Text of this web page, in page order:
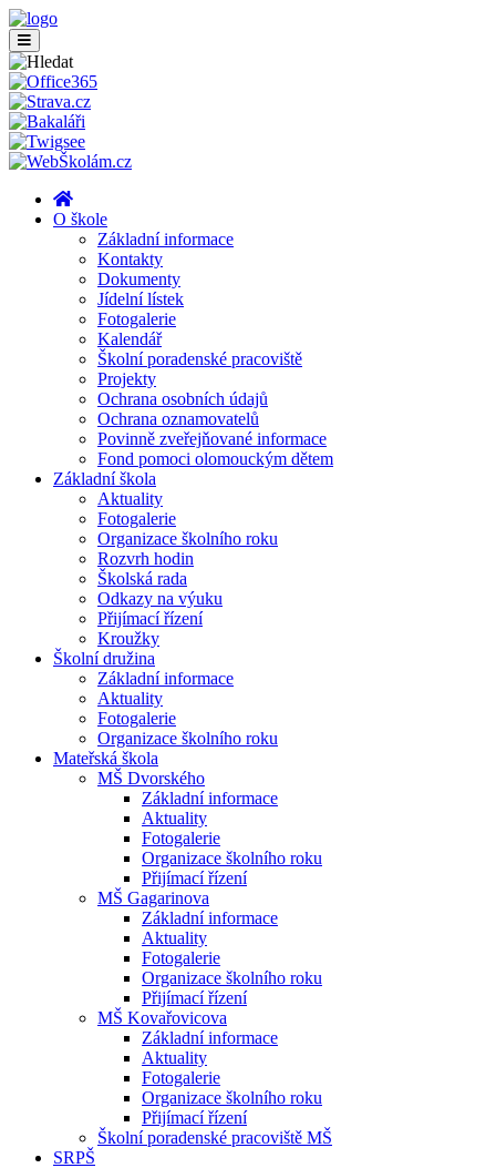
O škole
Základní informace
Kontakty
Dokumenty
Jídelní lístek
Fotogalerie
Kalendář
Školní poradenské pracoviště
Projekty
Ochrana osobních údajů
Ochrana oznamovatelů
Povinně zveřejňované informace
Fond pomoci olomouckým dětem
Základní škola
Aktuality
Fotogalerie
Organizace školního roku
Rozvrh hodin
Školská rada
Odkazy na výuku
Přijímací řízení
Kroužky
Školní družina
Základní informace
Aktuality
Fotogalerie
Organizace školního roku
Mateřská škola
MŠ Dvorského
Základní informace
Aktuality
Fotogalerie
Organizace školního roku
Přijímací řízení
MŠ Gagarinova
Základní informace
Aktuality
Fotogalerie
Organizace školního roku
Přijímací řízení
MŠ Kovařovicova
Základní informace
Aktuality
Fotogalerie
Organizace školního roku
Přijímací řízení
Školní poradenské pracoviště MŠ
SRPŠ